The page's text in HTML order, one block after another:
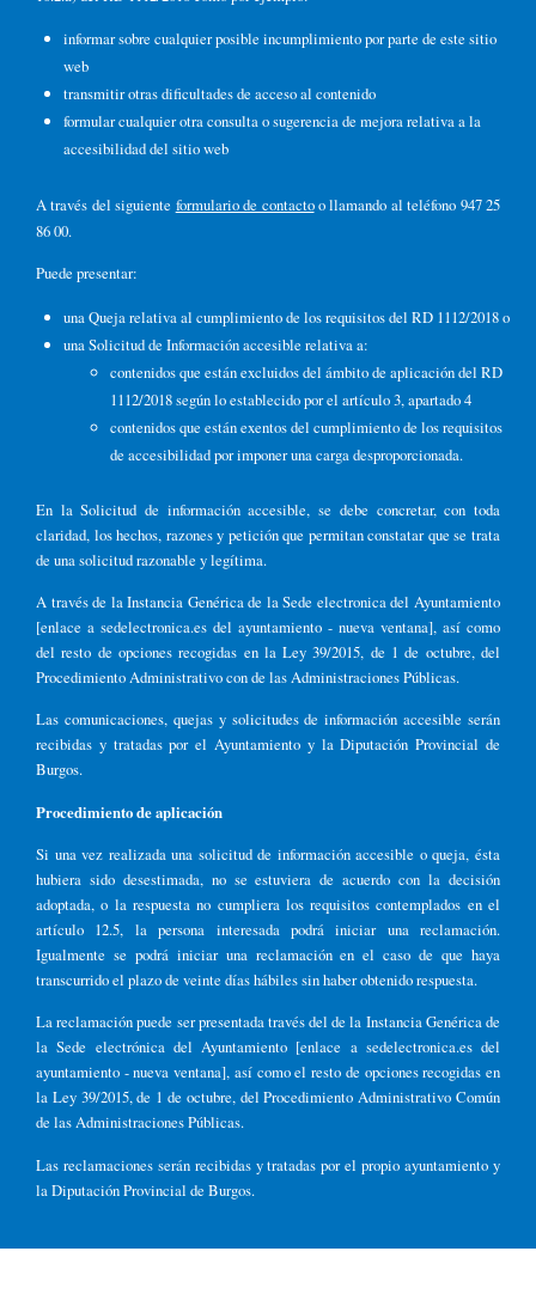
informar sobre cualquier posible incumplimiento por parte de este sitio
web
transmitir otras dificultades de acceso al contenido
formular cualquier otra consulta o sugerencia de mejora relativa a la
accesibilidad del sitio web
A través del siguiente formulario de contactoo llamando al teléfono 947 25
86 00.
Puede presentar:
una Queja relativa al cumplimiento de los requisitos del RD 1112/2018 o
una Solicitud de Información accesible relativa a:
contenidos que están excluidos del ámbito de aplicación del RD
1112/2018 según lo establecido por el artículo 3, apartado 4
contenidos que están exentos del cumplimiento de los requisitos
de accesibilidad por imponer una carga desproporcionada.
En la Solicitud de información accesible, se debe concretar, con toda
claridad, los hechos, razones y petición que permitan constatar que se trata
de una solicitud razonable y legítima.
A través de la Instancia Genérica de la Sede electronica del Ayuntamiento
[enlace a sedelectronica.es del ayuntamiento - nueva ventana], así como
del resto de opciones recogidas en la Ley 39/2015, de 1 de octubre, del
Procedimiento Administrativo con de las Administraciones Públicas.
Las comunicaciones, quejas y solicitudes de información accesible serán
recibidas y tratadas por el Ayuntamiento y la Diputación Provincial de
Burgos.
Procedimiento de aplicación
Si una vez realizada una solicitud de información accesible o queja, ésta
hubiera sido desestimada, no se estuviera de acuerdo con la decisión
adoptada, o la respuesta no cumpliera los requisitos contemplados en el
artículo 12.5, la persona interesada podrá iniciar una reclamación.
Igualmente se podrá iniciar una reclamación en el caso de que haya
transcurrido el plazo de veinte días hábiles sin haber obtenido respuesta.
La reclamación puede ser presentada través del de la Instancia Genérica de
la Sede electrónica del Ayuntamiento [enlace a sedelectronica.es del
ayuntamiento - nueva ventana], así como el resto de opciones recogidas en
la Ley 39/2015, de 1 de octubre, del Procedimiento Administrativo Común
de las Administraciones Públicas.
Las reclamaciones serán recibidas y tratadas por el propio ayuntamiento y
la Diputación Provincial de Burgos.